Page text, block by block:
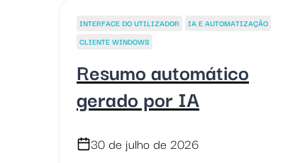
INTERFACE DO UTILIZADOR
IA E AUTOMATIZAÇÃO
CLIENTE WINDOWS
Resumo automático
gerado por IA
30 de julho de 2026